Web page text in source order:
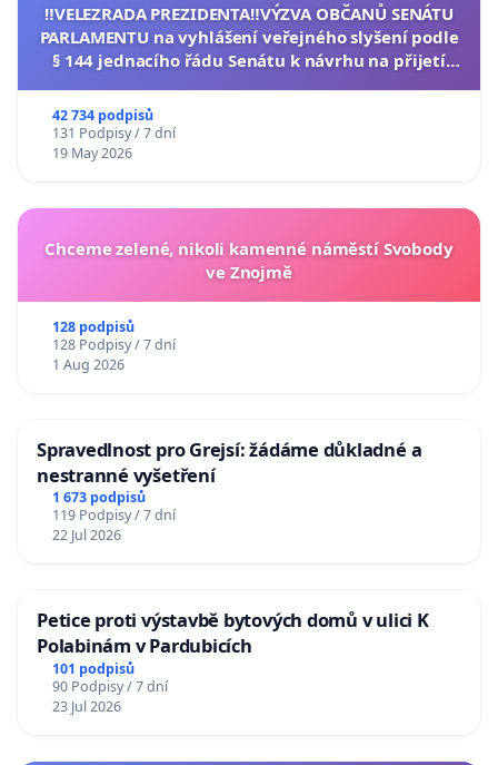
‼️VELEZRADA PREZIDENTA‼️VÝZVA OBČANŮ SENÁTU
PARLAMENTU na vyhlášení veřejného slyšení podle
§ 144 jednacího řádu Senátu k návrhu na přijetí
42 734 podpisů
131 Podpisy / 7 dní
19 May 2026
Chceme zelené, nikoli kamenné náměstí Svobody
ve Znojmě
128 podpisů
128 Podpisy / 7 dní
1 Aug 2026
Spravedlnost pro Grejsí: žádáme důkladné a
nestranné vyšetření
1 673 podpisů
119 Podpisy / 7 dní
22 Jul 2026
Petice proti výstavbě bytových domů v ulici K
Polabinám v Pardubicích
101 podpisů
90 Podpisy / 7 dní
23 Jul 2026